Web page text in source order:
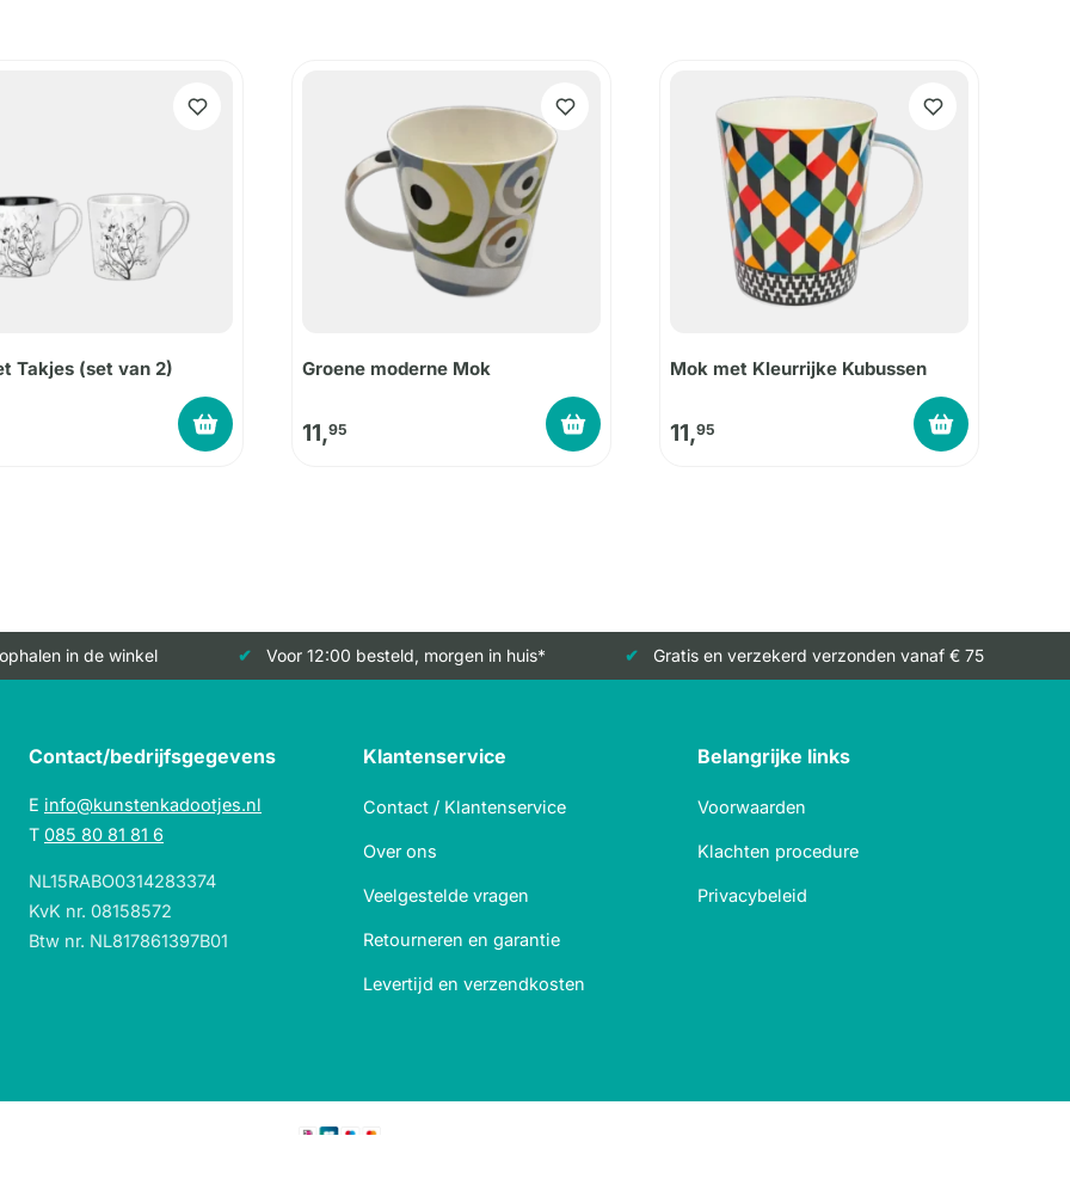
Takjes (set van 2) Groene moderne Mok
11,95
Mok met Kleurrijke Kubussen
11,95
in de winkel Voor 12:00 besteld, morgen in huis* Gratis en verzekerd verzonden vanaf € 75
Contact/bedrijfsgegevens
E info@kunstenkadootjes.nl
T 085 80 81 81 6
NL15RABO0314283374
KvK nr. 08158572
Btw nr. NL817861397B01
Klantenservice
Contact / Klantenservice
Over ons
Veelgestelde vragen
Retourneren en garantie
Levertijd en verzendkosten
Belangrijke links
Voorwaarden
Klachten procedure
Privacybeleid